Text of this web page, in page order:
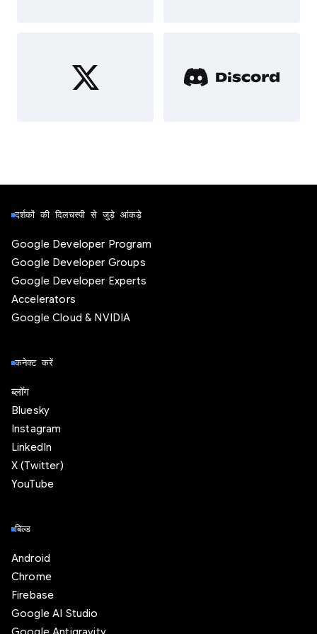
दर्शकों की दिलचस्पी से जुड़े आंकड़े
Google Developer Program
Google Developer Groups
Google Developer Experts
Accelerators
Google Cloud & NVIDIA
कनेक्ट करें
ब्लॉग
Bluesky
Instagram
LinkedIn
X (Twitter)
YouTube
बिल्ड
Android
Chrome
Firebase
Google AI Studio